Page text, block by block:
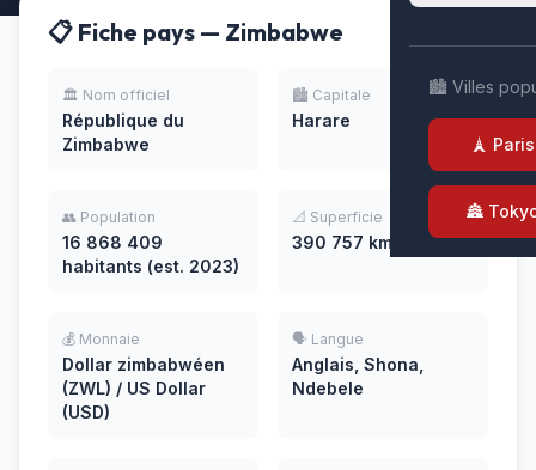
🏙️ Villes
🗼 Paris
🏯
📋 Fiche pays — Zimbabwe
🏛️ Nom officiel
République du
Zimbabwe
🏙️ Capitale
Harare
👥 Population
16 868 409
habitants (est. 2023)
📐 Superficie
390 757 km²
💰 Monnaie
Dollar zimbabwéen
(ZWL) / US Dollar
(USD)
🗣️ Langue
Anglais, Shona,
Ndebele